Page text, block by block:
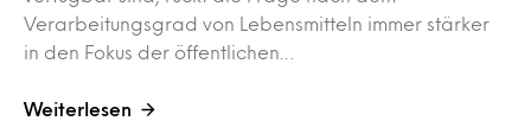
Verarbeitungsgrad von Lebensmitteln immer stärker
in den Fokus der öffentlichen…
Weiterlesen